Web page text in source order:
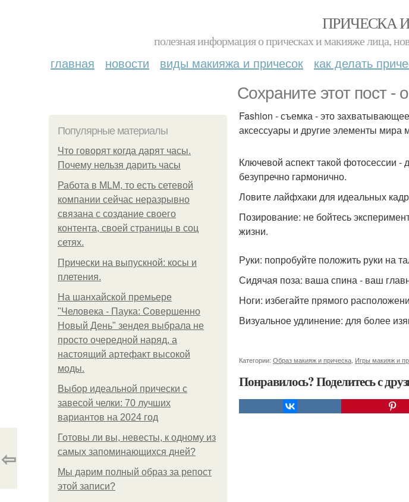
ПРИЧЕСКА
полезная информация о прическах и макияже лица,
главная новости виды макияжа и причесок как делать
Сохраните этот пост -
Популярные материалы
Что говорят когда дарят часы.
Почему нельзя дарить часы
Работа в MLM, то есть сетевой
компании сейчас неразрывно
связана с создание своего
контента, своей страницы в соц
сетях.
Прически на выпускной: косы и
плетения.
На шанхайской премьере
"Человека - Паука: Совершенно
Новый День" зендея выбрала не
просто очередной наряд, а
настоящий артефакт высокой
моды.
Выбор идеальной прически с
завесой челки: 70 лучших
вариантов на 2024 год
Готовы ли вы, невесты, к одному из
самых запоминающихся дней?
Мы дарим полный образ за репост
этой записи?
Fashion - съемка - это
аксессуары и другие элементы мира
Ключевой аспект такой фотосессии
безупречно гармонично.
Ловите лайфхаки для идеальных
Позирование: не бойтесь
жизни.
Руки: попробуйте положить руки на
Сидячая поза: ваша спина - ваш
Ноги: избегайте прямого
Визуальное удлинение: для более
Категории: Образ макияж и прическа Игры макияж и
Понравилось? Поделитесь с
⇦